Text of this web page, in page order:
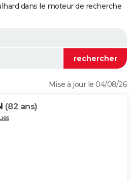
dans le moteur de recherche
Mise à jour le 04/08/26
(82 ans)